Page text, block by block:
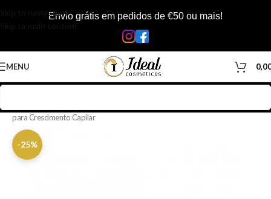
Skip to navigationEnvio grátis em pedidos de €50 ou mais!
MENU
para Crescimento Capilar
-25%